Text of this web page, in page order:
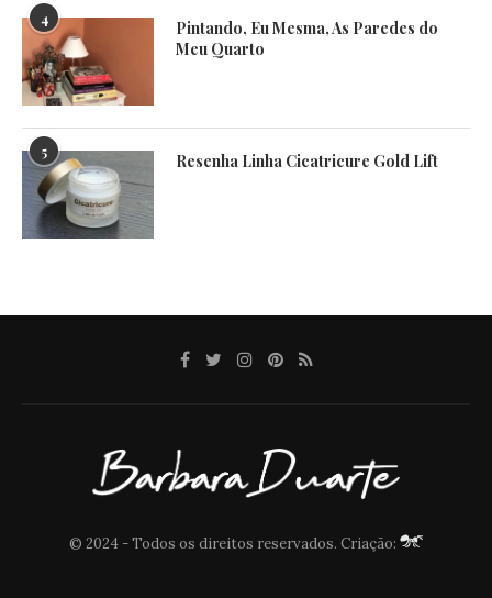
4
Pintando, Eu Mesma, As Paredes do
Meu Quarto
5 Resenha Linha Cicatricure Gold Lift
© 2024 - Todos os direitos reservados. Criação: